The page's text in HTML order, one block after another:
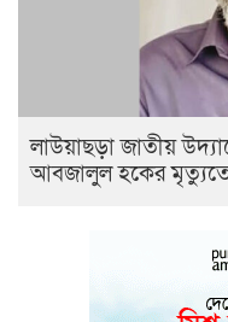
লাউয়াছড়া জাতীয়
আবজালুল হকের